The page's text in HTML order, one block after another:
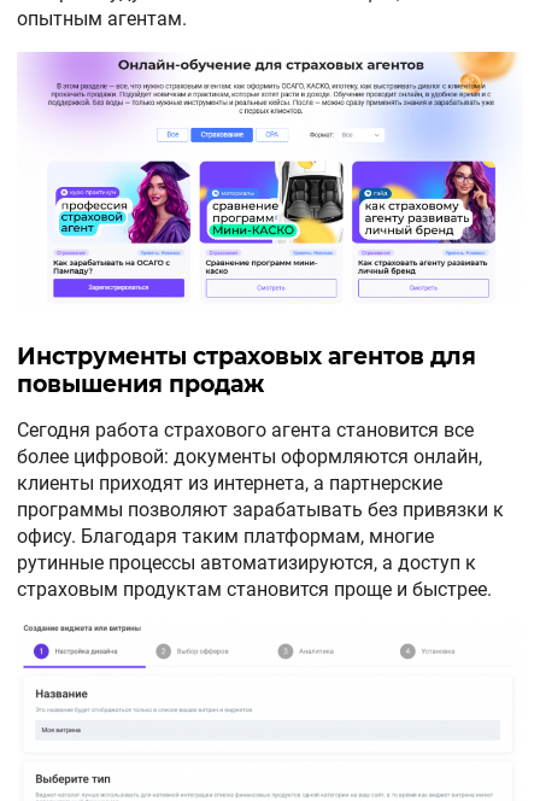
опытным агентам.
Инструменты страховых агентов для
повышения продаж
Сегодня работа страхового агента становится все
более цифровой: документы оформляются онлайн,
клиенты приходят из интернета, а партнерские
программы позволяют зарабатывать без привязки к
офису. Благодаря таким платформам, многие
рутинные процессы автоматизируются, а доступ к
страховым продуктам становится проще и быстрее.